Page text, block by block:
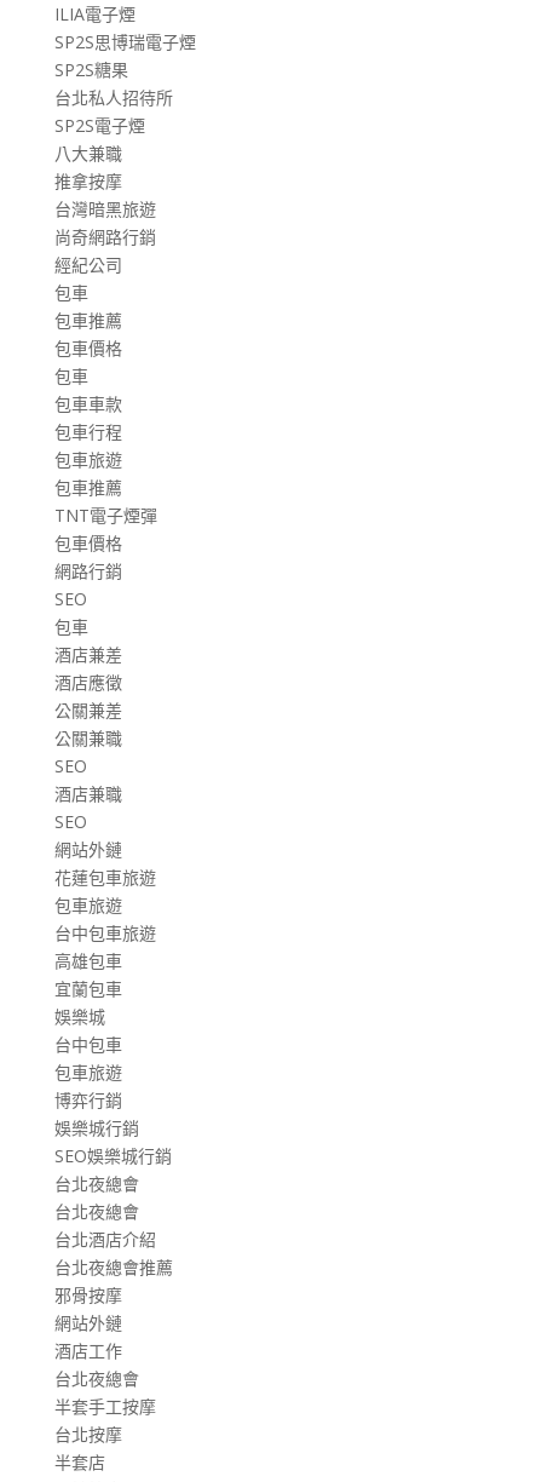
ILIA電子煙
SP2S思博瑞電子煙
SP2S糖果
台北私人招待所
SP2S電子煙
八大兼職
推拿按摩
台灣暗黑旅遊
尚奇網路行銷
經紀公司
包車
包車推薦
包車價格
包車
包車車款
包車行程
包車旅遊
包車推薦
TNT電子煙彈
包車價格
網路行銷
SEO
包車
酒店兼差
酒店應徵
公關兼差
公關兼職
SEO
酒店兼職
SEO
網站外鏈
花蓮包車旅遊
包車旅遊
台中包車旅遊
高雄包車
宜蘭包車
娛樂城
台中包車
包車旅遊
博弈行銷
娛樂城行銷
SEO娛樂城行銷
台北夜總會
台北夜總會
台北酒店介紹
台北夜總會推薦
邪骨按摩
網站外鏈
酒店工作
台北夜總會
半套手工按摩
台北按摩
半套店